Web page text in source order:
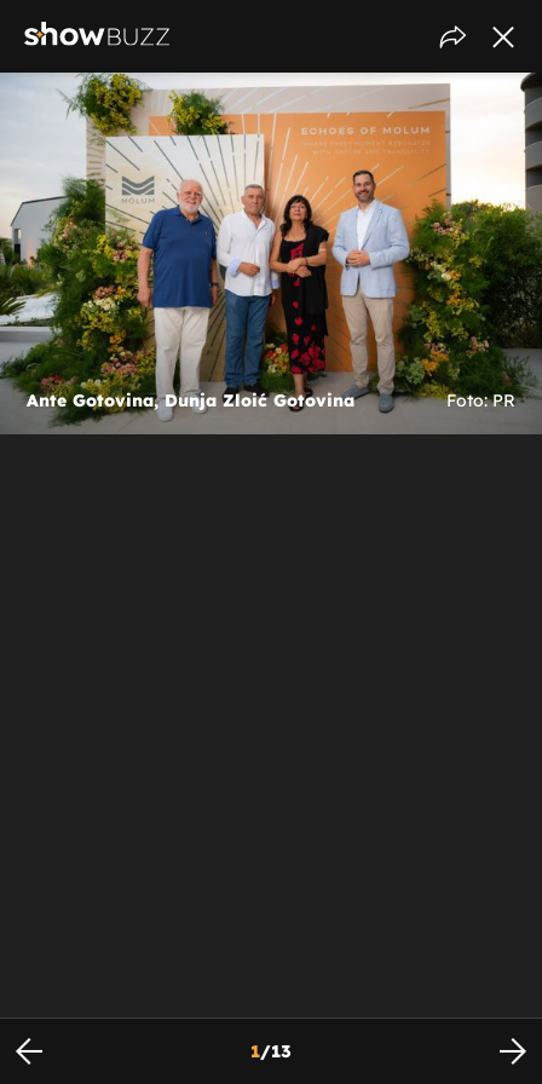
Ante Gotovina, Dunja Zloić Gotovina Foto: PR
1/13